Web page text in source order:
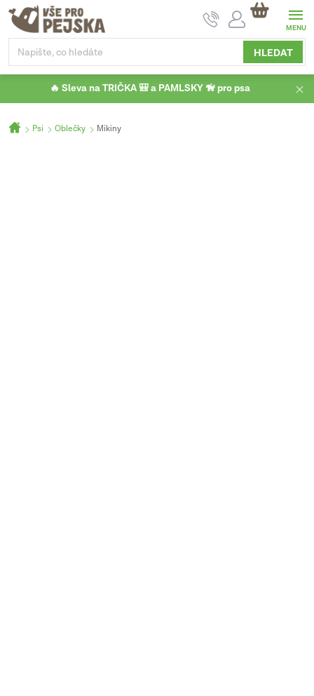
Přejít
obsah
HLEDAT
NÁKUPNÍ
KOŠÍK
🔥 Sleva na TRIČKA 🎒 a PAMLSKY 🦮 pro psa
Domů
Psi Oblečky Mikiny